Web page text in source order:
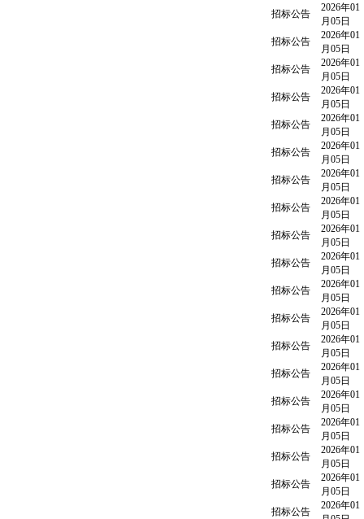
招标公告
2026年01
月05日
招标公告
2026年01
月05日
招标公告
2026年01
月05日
招标公告
2026年01
月05日
招标公告
2026年01
月05日
招标公告
2026年01
月05日
招标公告
2026年01
月05日
招标公告
2026年01
月05日
招标公告
2026年01
月05日
招标公告
2026年01
月05日
招标公告
2026年01
月05日
招标公告
2026年01
月05日
招标公告
2026年01
月05日
招标公告
2026年01
月05日
招标公告
2026年01
月05日
招标公告
2026年01
月05日
招标公告
2026年01
月05日
招标公告
2026年01
月05日
招标公告
2026年01